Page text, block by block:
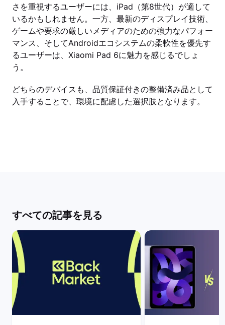
さを重視するユーザーには、iPad（第8世代）が適して
いるかもしれません。一方、最新のディスプレイ技術、
ゲームや要求の厳しいメディアのための強力なパフォー
マンス、そしてAndroidエコシステムの柔軟性を優先す
るユーザーは、Xiaomi Pad 6に魅力を感じるでしょ
う。
どちらのデバイスも、品質保証付きの整備済み品として
入手することで、環境に配慮した選択肢となります。
すべての記事を見る